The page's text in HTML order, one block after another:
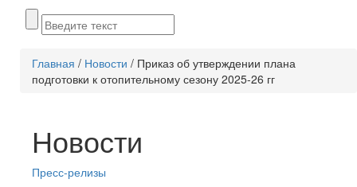
Главная / Новости / Приказ об утверждении плана
подготовки к отопительному сезону 2025-26 гг
Новости
Пресс-релизы